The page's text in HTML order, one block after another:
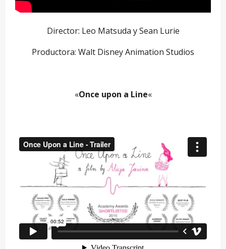
Director: Leo Matsuda y Sean Lurie
Productora: Walt Disney Animation Studios
«Once upon a Line«